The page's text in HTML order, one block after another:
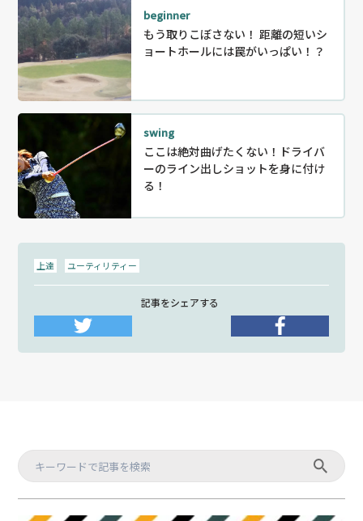
beginner
もう取りこぼさない！ 距離の短いシ
ョートホールには罠がいっぱい！？
swing
ここは絶対曲げたくない！ドライバ
ーのライン出しショットを身に付け
る！
上達 ユーティリティー
記事をシェアする